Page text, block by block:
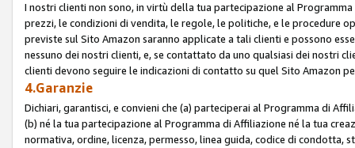
I nostri clienti non sono, in virtù della tua partecipazione al
prezzi, le condizioni di vendita, le regole, le politiche, e le procedure
previste sul Sito Amazon saranno applicate a tali clienti e possono
nessuno dei nostri clienti, e, se contattato da uno qualsiasi dei nostri
clienti devono seguire le indicazioni di contatto su quel Sito Amazon
4.Garanzie
Dichiari, garantisci, e convieni che (a) parteciperai al Programma di
(b) né la tua partecipazione al Programma di Affiliazione né la tua
normativa, ordine, licenza, permesso, linea guida, codice di